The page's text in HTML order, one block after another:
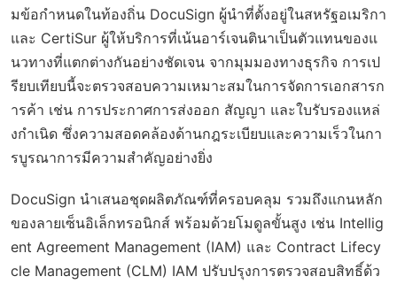
มข้อกำหนดในท้องถิ่น DocuSign ผู้นำที่ตั้งอยู่ในสหรัฐอเมริกา
และ CertiSur ผู้ให้บริการที่เน้นอาร์เจนตินาเป็นตัวแทนของแ
นวทางที่แตกต่างกันอย่างชัดเจน จากมุมมองทางธุรกิจ การเป
รียบเทียบนี้จะตรวจสอบความเหมาะสมในการจัดการเอกสารก
ารค้า เช่น การประกาศการส่งออก สัญญา และใบรับรองแหล่
งกำเนิด ซึ่งความสอดคล้องด้านกฎระเบียบและความเร็วในกา
รบูรณาการมีความสำคัญอย่างยิ่ง
DocuSign นำเสนอชุดผลิตภัณฑ์ที่ครอบคลุม รวมถึงแกนหลัก
ของลายเซ็นอิเล็กทรอนิกส์ พร้อมด้วยโมดูลขั้นสูง เช่น Intellig
ent Agreement Management (IAM) และ Contract Lifecy
cle Management (CLM) IAM ปรับปรุงการตรวจสอบสิทธิ์ด้ว